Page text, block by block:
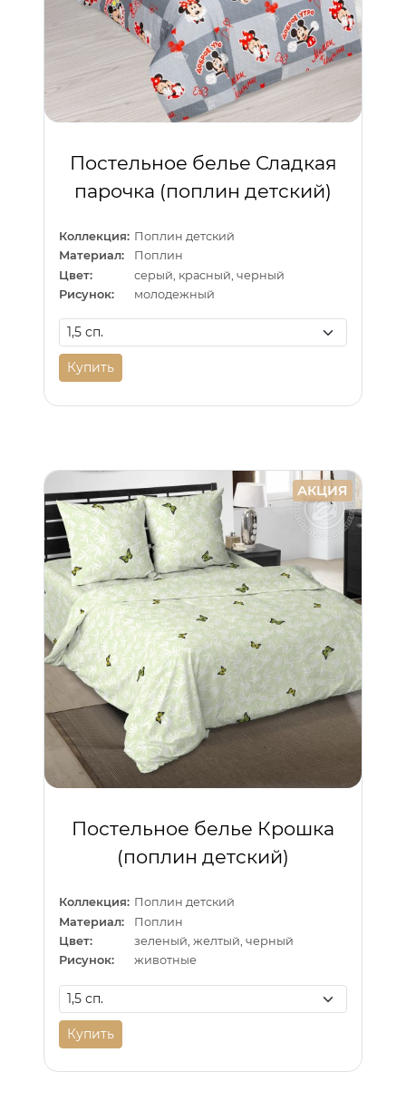
Постельное белье Сладкая
парочка (поплин детский)
Коллекция: Поплин детский
Материал:
Поплин
Цвет:
серый, красный, черный
Рисунок:
молодежный
Купить
АКЦИЯ
Постельное белье Крошка
(поплин детский)
Коллекция: Поплин детский
Материал:
Поплин
Цвет:
зеленый, желтый, черный
Рисунок:
животные
Купить